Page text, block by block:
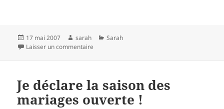
Publié
le
17 mai 2007 Auteur
sarah Catégories
Sarah
Laisser un commentaire
Je déclare la saison des
mariages ouverte !